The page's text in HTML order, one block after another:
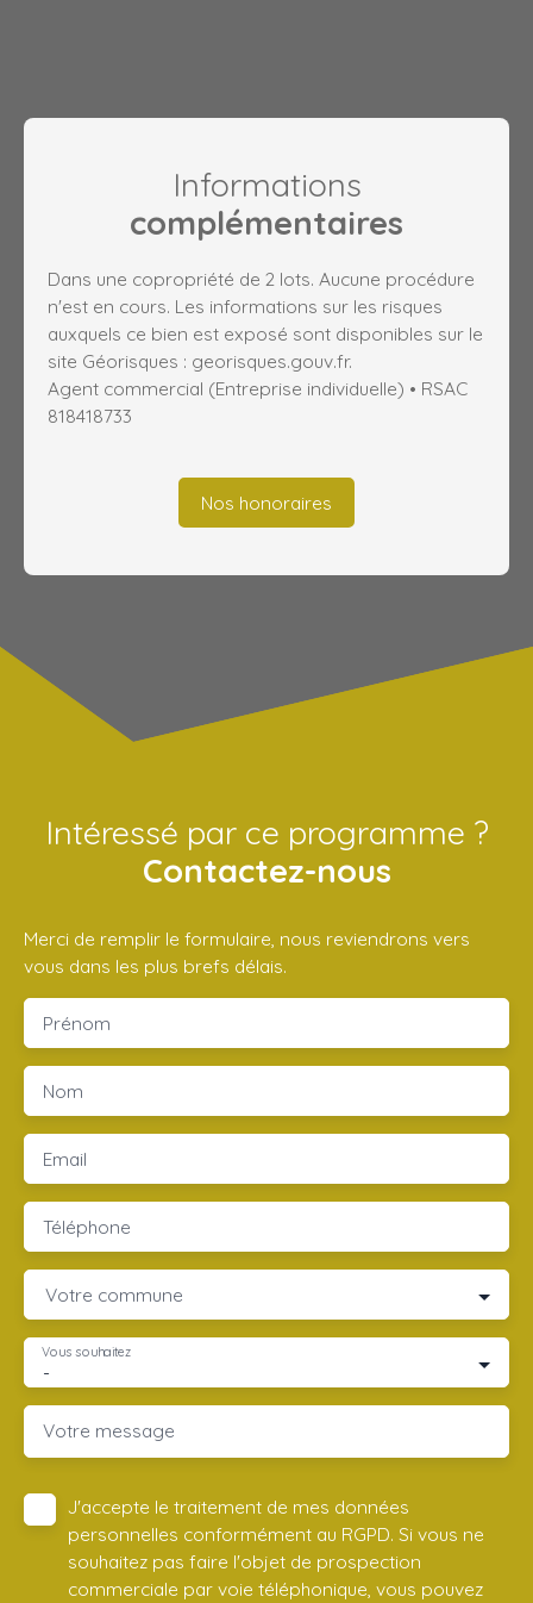
Informations
complémentaires
Dans une copropriété de 2 lots. Aucune procédure
n'est en cours. Les informations sur les risques
auxquels ce bien est exposé sont disponibles sur le
site Géorisques : georisques.gouv.fr.
Agent commercial (Entreprise individuelle) • RSAC
818418733
Nos honoraires
Intéressé par ce programme ?
Contactez-nous
Merci de remplir le formulaire, nous reviendrons vers
vous dans les plus brefs délais.
Prénom
Nom
Email
Téléphone
Votre commune
-
Vous souhaitez
Votre message
J'accepte le traitement de mes données
personnelles conformément au RGPD. Si vous ne
souhaitez pas faire l'objet de prospection
commerciale par voie téléphonique, vous pouvez